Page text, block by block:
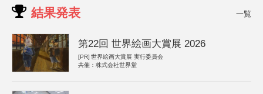
結果発表 一覧
第22回 世界絵画大賞展 2026
[PR] 世界絵画大賞展 実行委員会
共催：株式会社世界堂